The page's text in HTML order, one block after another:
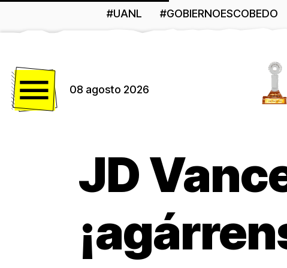
#UANL #GOBIERNOESCOBEDO
08 agosto 2026
JD